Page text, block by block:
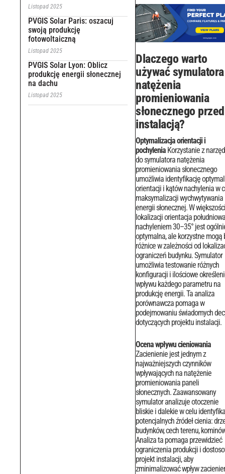
Listopad 2025
PVGIS Solar Paris: oszacuj
swoją produkcję
fotowoltaiczną
Listopad 2025
PVGIS Solar Lyon: Oblicz
produkcję energii słonecznej
na dachu
Listopad 2025
Dlaczego warto
używać symulatora
natężenia
promieniowania
słonecznego przed
instalacją?
Optymalizacja orientacji i
pochylenia Korzystanie z
do symulatora natężenia
promieniowania słonecznego
umożliwia identyfikację
orientacji i kątów nachylenia w
maksymalizacji wychwytywania
energii słonecznej. W większości
lokalizacji orientacja
nachyleniem 30–35° jest
optymalna, ale korzystne mogą
różnice w zależności od
ograniczeń budynku.Symulator
umożliwia testowanie różnych
konfiguracji i ilościowe
wpływu każdego parametru na
produkcję energii. Ta analiza
porównawcza pomaga w
podejmowaniu świadomych
dotyczących projektu instalacji.
Ocena wpływu cieniowania
Zacienienie jest jednym z
najważniejszych czynników
wpływających na natężenie
promieniowania paneli
słonecznych. Zaawansowany
symulator analizuje otoczenie
bliskie i dalekie w celu
potencjalnych źródeł cienia:
budynków, cech terenu,
Analiza ta pomaga przewidzieć
ograniczenia produkcji i
projekt instalacji, aby
zminimalizować wpływ